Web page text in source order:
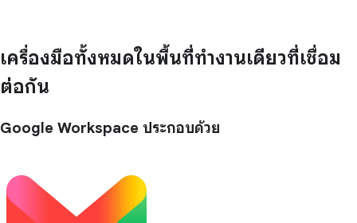
เครื่องมือทั้งหมดในพื้นที่ทำงานเดียวที่เชื่อม
ต่อกัน
Google Workspace ประกอบด้วย